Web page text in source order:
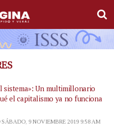
sistema»: Un multimillonario
el capitalismo ya no funciona
SÁBADO, 9 NOVIEMBRE 2019 9:58 AM